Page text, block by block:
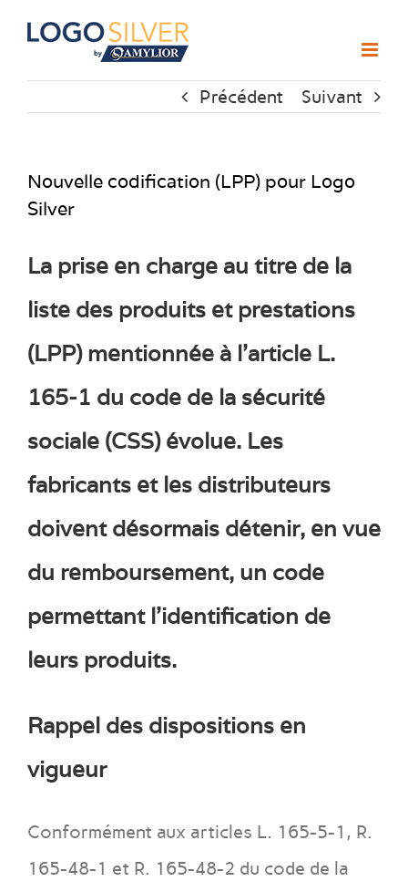
Passer
Précédent Suivant
Nouvelle codification (LPP) pour Logo
Silver
La prise en charge au titre de la
liste des produits et prestations
(LPP) mentionnée à l’article L.
165-1 du code de la sécurité
sociale (CSS) évolue. Les
fabricants et les distributeurs
doivent désormais détenir, en vue
du remboursement, un code
permettant l’identification de
leurs produits.
Rappel des dispositions en
vigueur
Conformément aux articles L. 165-5-1, R.
165-48-1 et R. 165-48-2 du code de la